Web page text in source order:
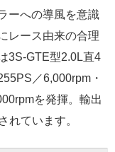
ーへの導風を意識
レース由来の合理
3S-GTE型2.0L直4
／6,000rpm・
を発揮。輸出
れています。